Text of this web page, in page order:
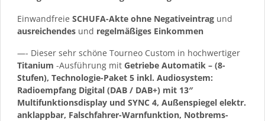
Einwandfreie SCHUFA-Akte ohne Negativeintrag und
ausreichendes und regelmäßiges Einkommen
—- Dieser sehr schöne Tourneo Custom in hochwertiger
Titanium -Ausführung mit Getriebe Automatik – (8-
Stufen), Technologie-Paket 5 inkl. Audiosystem:
Radioempfang Digital (DAB / DAB+) mit 13″
Multifunktionsdisplay und SYNC 4, Außenspiegel elektr.
anklappbar, Falschfahrer-Warnfunktion, Notbrems-